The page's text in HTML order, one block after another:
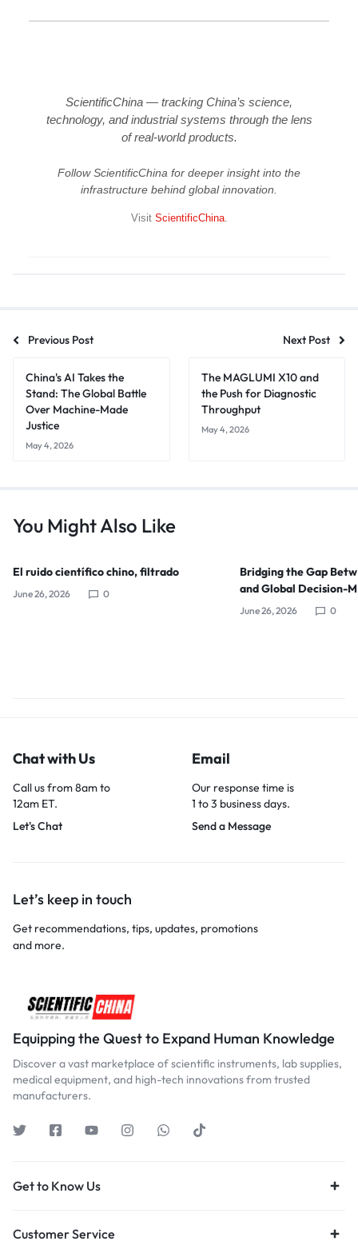
ScientificChina — tracking China’s science,
technology, and industrial systems through the lens
of real-world products.
Follow ScientificChina for deeper insight into the
infrastructure behind global innovation.
Visit ScientificChina.
Previous Post Next Post
China's AI Takes the
Stand: The Global Battle
Over Machine-Made
Justice
May 4, 2026
The MAGLUMI X10 and
the Push for Diagnostic
Throughput
May 4, 2026
You Might Also Like
El ruido científico chino, filtrado
June 26, 2026 0
Bridging the Gap
and Global Decision-
June 26, 2026 0
Chat with Us
Call us from 8am to
12am ET.
Let's Chat
Email
Our response time is
1 to 3 business days.
Send a Message
Let’s keep in touch
Get recommendations, tips, updates, promotions
and more.
Equipping the Quest to Expand Human Knowledge
Discover a vast marketplace of scientific instruments, lab supplies,
medical equipment, and high-tech innovations from trusted
manufacturers.
Get to Know Us
Customer Service